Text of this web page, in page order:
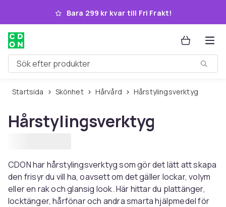
Hoppa till huvudinnehållet
Bara 299 kr kvar till Fri Frakt!
Sök efter produkter
Startsida Skönhet Hårvård Hårstylingsverktyg
Hårstylingsverktyg
CDON har hårstylingsverktyg som gör det lätt att skapa
den frisyr du vill ha, oavsett om det gäller lockar, volym
eller en rak och glansig look. Här hittar du plattänger,
locktänger, hårfönar och andra smarta hjälpmedel för